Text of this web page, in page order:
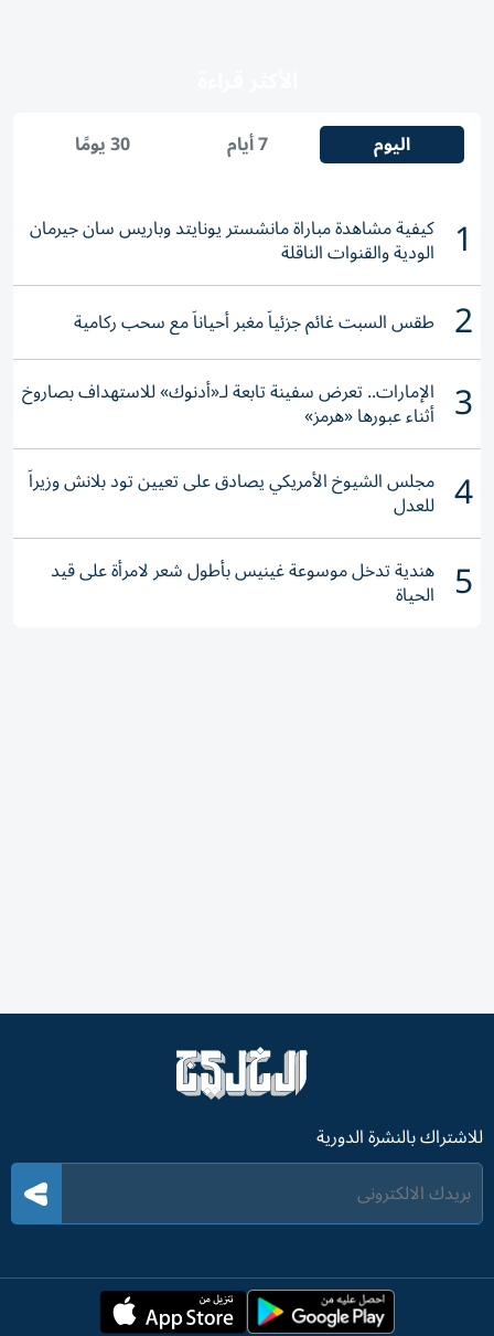
اليوم 7 أيام 30 يومًا
1 كيفية مشاهدة مباراة مانشستر يونايتد وباريس سان جيرمان
الودية والقنوات الناقلة
2 طقس السبت غائم جزئياً مغبر أحياناً مع سحب ركامية
3 الإمارات.. تعرض سفينة تابعة لـ«أدنوك» للاستهداف بصاروخ
أثناء عبورها «هرمز»
4 مجلس الشيوخ الأمريكي يصادق على تعيين تود بلانش وزيراً
للعدل
5 هندية تدخل موسوعة غينيس بأطول شعر لامرأة على قيد
الحياة
للاشتراك بالنشرة الدورية